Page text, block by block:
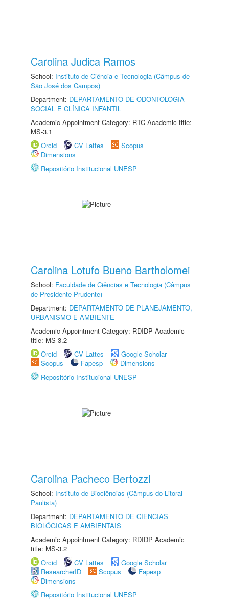
Carolina Judica Ramos
School: Instituto de Ciência e Tecnologia (Câmpus de
São José dos Campos)
Department: DEPARTAMENTO DE ODONTOLOGIA
SOCIAL E CLÍNICA INFANTIL
Academic Appointment Category: RTC Academic title:
MS-3.1
Orcid
CV Lattes
Scopus
Dimensions
Repositório Institucional UNESP
Carolina Lotufo Bueno Bartholomei
School: Faculdade de Ciências e Tecnologia (Câmpus
de Presidente Prudente)
Department: DEPARTAMENTO DE PLANEJAMENTO,
URBANISMO E AMBIENTE
Academic Appointment Category: RDIDP Academic
title: MS-3.2
Orcid
CV Lattes
Google Scholar
Scopus
Fapesp
Dimensions
Repositório Institucional UNESP
Carolina Pacheco Bertozzi
School: Instituto de Biociências (Câmpus do Litoral
Paulista)
Department: DEPARTAMENTO DE CIÊNCIAS
BIOLÓGICAS E AMBIENTAIS
Academic Appointment Category: RDIDP Academic
title: MS-3.2
Orcid
CV Lattes
Google Scholar
ResearcherID
Scopus
Fapesp
Dimensions
Repositório Institucional UNESP